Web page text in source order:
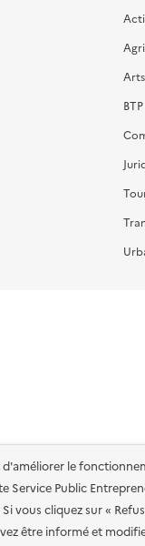
le
Service Public
vous cliquez sur «
être informé et
des services en ligne